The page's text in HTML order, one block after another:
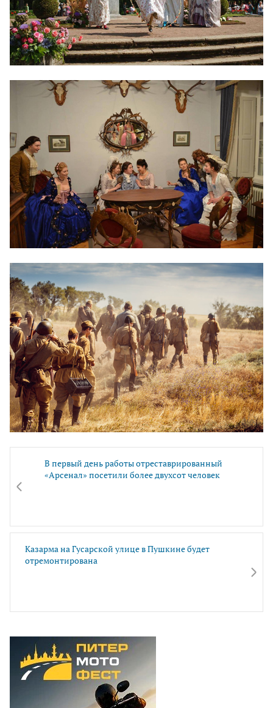
В первый день работы отреставрированный
«Арсенал» посетили более двухсот человек
Казарма на Гусарской улице в Пушкине будет
отремонтирована